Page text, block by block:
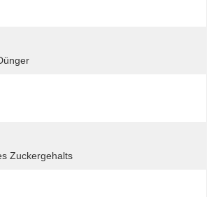
Zuckergehalts